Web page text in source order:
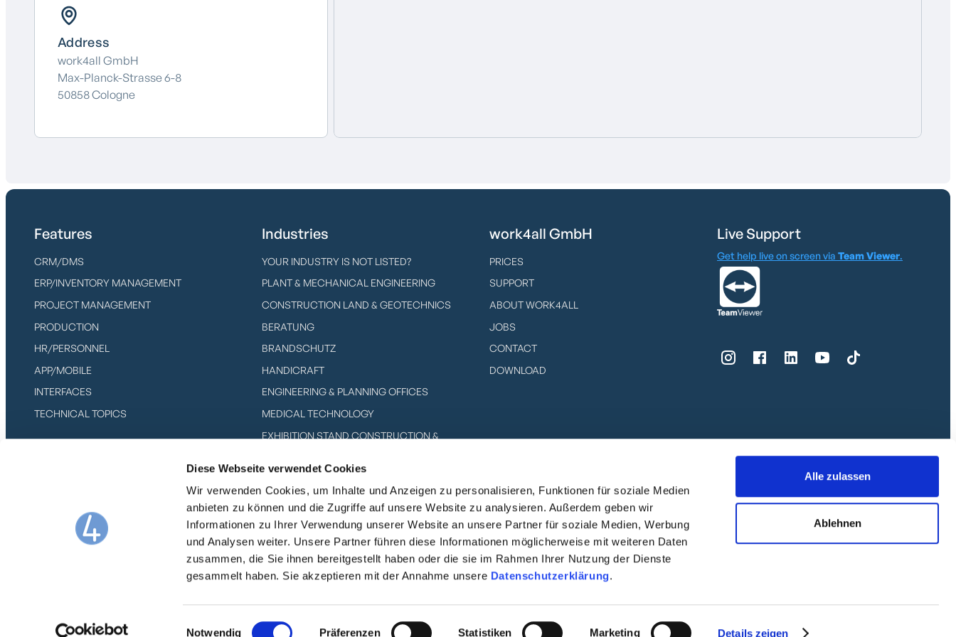
Diese Webseite verwendet Cookies
Wir verwenden Cookies, um Inhalte und Anzeigen zu personalisieren, Funktionen für soziale Medien
anbieten zu können und die Zugriffe auf unsere Website zu analysieren. Außerdem geben wir
Informationen zu Ihrer Verwendung unserer Website an unsere Partner für soziale Medien, Werbung
und Analysen weiter. Unsere Partner führen diese Informationen möglicherweise mit weiteren Daten
zusammen, die Sie ihnen bereitgestellt haben oder die sie im Rahmen Ihrer Nutzung der Dienste
gesammelt haben. Sie akzeptieren mit der Annahme unsere Datenschutzerklärung.
Einwilligungsauswahl
Notwendig Präferenzen Statistiken Marketing Details zeigen
Alle zulassen
Ablehnen
Address
work4all GmbH
Max-Planck-Strasse 6-8
50858 Cologne
Features
CRM/DMS
ERP/INVENTORY MANAGEMENT
PROJECT MANAGEMENT
PRODUCTION
HR/PERSONNEL
APP/MOBILE
INTERFACES
TECHNICAL TOPICS
Industries
YOUR INDUSTRY IS NOT LISTED?
PLANT & MECHANICAL ENGINEERING
CONSTRUCTION LAND & GEOTECHNICS
BERATUNG
BRANDSCHUTZ
HANDICRAFT
ENGINEERING & PLANNING OFFICES
MEDICAL TECHNOLOGY
EXHIBITION STAND CONSTRUCTION &
IT SERVICE PROVIDERS & SYSTEM HOUSES
SOFTWARE MANUFACTURER
SOLAR & PHOTOVOLTAIC
work4all GmbH
PRICES
SUPPORT
ABOUT WORK4ALL
JOBS
CONTACT
DOWNLOAD
Live Support
Get help live on screen via Team Viewer.